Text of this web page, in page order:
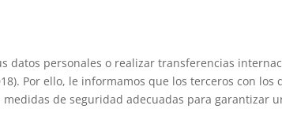
datos personales o realizar transferencias
Por ello, le informamos que los terceros con los
de seguridad adecuadas para garantizar